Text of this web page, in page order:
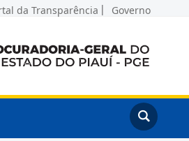
da Transparência Governo